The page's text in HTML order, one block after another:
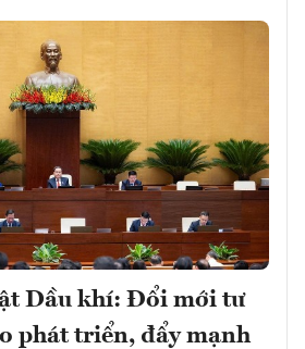
Dầu khí: Đổi mới tư
phát triển, đẩy mạnh